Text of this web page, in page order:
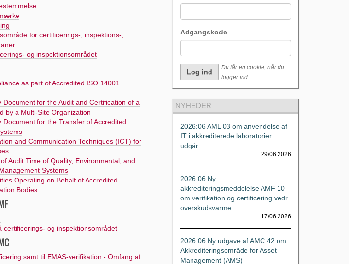
for certificerings-, inspektions-,
og inspektionsområdet
as part of Accredited ISO 14001
for the Audit and Certification of a
by a Multi-Site Organization
for the Transfer of Accredited
and Communication Techniques (ICT) for
Audit Time of Quality, Environmental, and
Systems
Operating on Behalf of Accredited
Bodies
certificerings- og inspektionsområdet
samt til EMAS-verifikation - Omfang af
Adgangskode
Du får en cookie, når du
logger ind
NYHEDER
2026:06 AML 03 om anvendelse af
IT i akkrediterede laboratorier
udgår
29/06 2026
2026:06 Ny
akkrediteringsmeddelelse AMF 10
om verifikation og certificering vedr.
overskudsvarme
17/06 2026
2026:06 Ny udgave af AMC 42 om
Akkrediteringsområde for Asset
Management (AMS)